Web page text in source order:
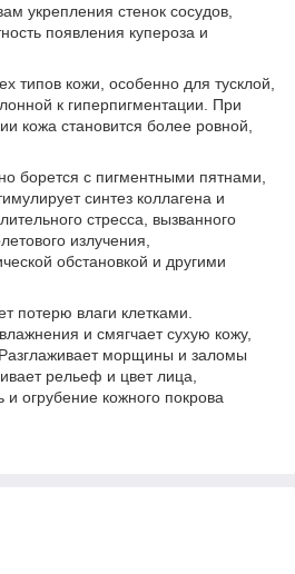
укрепления стенок сосудов,
появления купероза и
типов кожи, особенно для тусклой,
к гиперпигментации. При
кожа становится более ровной,
борется с пигментными пятнами,
синтез коллагена и
стресса, вызванного
излучения,
обстановкой и другими
потерю влаги клетками.
и смягчает сухую кожу,
морщины и заломы
рельеф и цвет лица,
и огрубение кожного покрова